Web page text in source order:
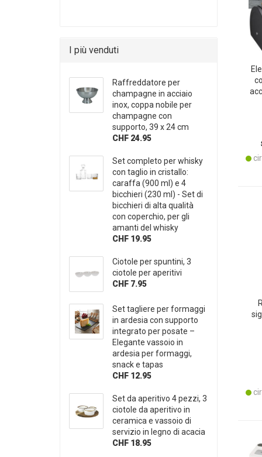
I più venduti
Raffreddatore per
champagne in acciaio
inox, coppa nobile per
champagne con
supporto, 39 x 24 cm
CHF 24.95
Set completo per whisky
con taglio in cristallo:
caraffa (900 ml) e 4
bicchieri (230 ml) - Set di
bicchieri di alta qualità
con coperchio, per gli
amanti del whisky
CHF 19.95
Ciotole per spuntini, 3
ciotole per aperitivi
CHF 7.95
Set tagliere per formaggi
in ardesia con supporto
integrato per posate –
Elegante vassoio in
ardesia per formaggi,
snack e tapas
CHF 12.95
Set da aperitivo 4 pezzi, 3
ciotole da aperitivo in
ceramica e vassoio di
servizio in legno di acacia
CHF 18.95